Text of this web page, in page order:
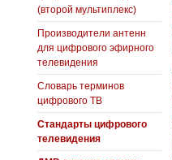
(второй мультиплекс)
Производители антенн
для цифрового эфирного
телевидения
Словарь терминов
цифрового ТВ
Стандарты цифрового
телевидения